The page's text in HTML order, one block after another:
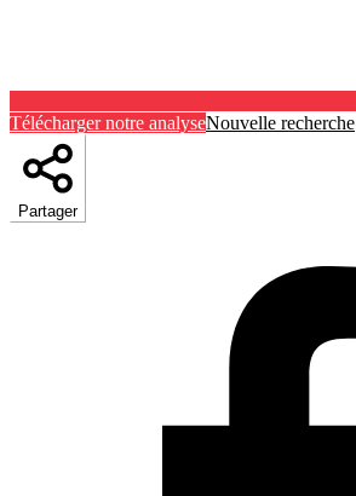
Télécharger notre analyseNouvelle recherche
Partager